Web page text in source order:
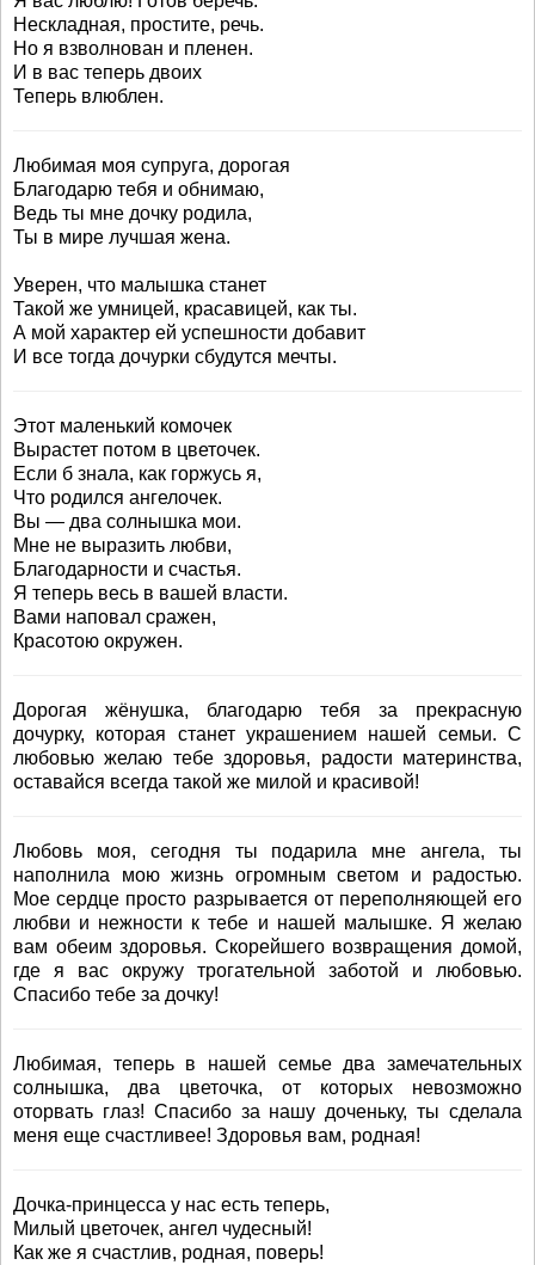
Нескладная, простите, речь.
Но я взволнован и пленен.
И в вас теперь двоих
Теперь влюблен.
Любимая моя супруга, дорогая
Благодарю тебя и обнимаю,
Ведь ты мне дочку родила,
Ты в мире лучшая жена.
Уверен, что малышка станет
Такой же умницей, красавицей, как ты.
А мой характер ей успешности добавит
И все тогда дочурки сбудутся мечты.
Этот маленький комочек
Вырастет потом в цветочек.
Если б знала, как горжусь я,
Что родился ангелочек.
Вы — два солнышка мои.
Мне не выразить любви,
Благодарности и счастья.
Я теперь весь в вашей власти.
Вами наповал сражен,
Красотою окружен.
Дорогая жёнушка, благодарю тебя за прекрасную
дочурку, которая станет украшением нашей семьи. С
любовью желаю тебе здоровья, радости материнства,
оставайся всегда такой же милой и красивой!
Любовь моя, сегодня ты подарила мне ангела, ты
наполнила мою жизнь огромным светом и радостью.
Мое сердце просто разрывается от переполняющей его
любви и нежности к тебе и нашей малышке. Я желаю
вам обеим здоровья. Скорейшего возвращения домой,
где я вас окружу трогательной заботой и любовью.
Спасибо тебе за дочку!
Любимая, теперь в нашей семье два замечательных
солнышка, два цветочка, от которых невозможно
оторвать глаз! Спасибо за нашу доченьку, ты сделала
меня еще счастливее! Здоровья вам, родная!
Дочка-принцесса у нас есть теперь,
Милый цветочек, ангел чудесный!
Как же я счастлив, родная, поверь!